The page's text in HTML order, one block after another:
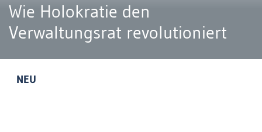
Wie Holokratie den
Verwaltungsrat revolutioniert
NEU